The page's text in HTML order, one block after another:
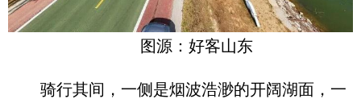
图源：好客山东
骑行其间，一侧是烟波浩渺的开阔湖面，一